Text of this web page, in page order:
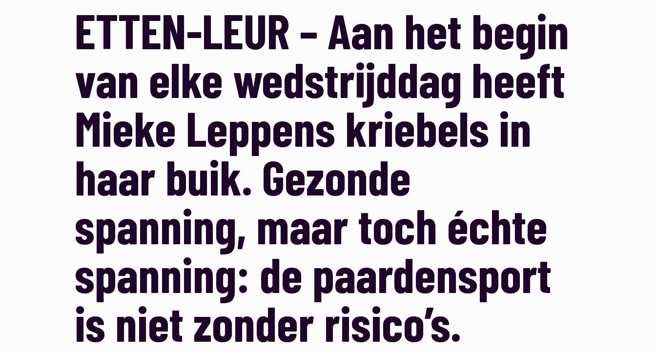
ETTEN-LEUR – Aan het begin
van elke wedstrijddag heeft
Mieke Leppens kriebels in
haar buik. Gezonde
spanning, maar toch échte
spanning: de paardensport
is niet zonder risico’s.